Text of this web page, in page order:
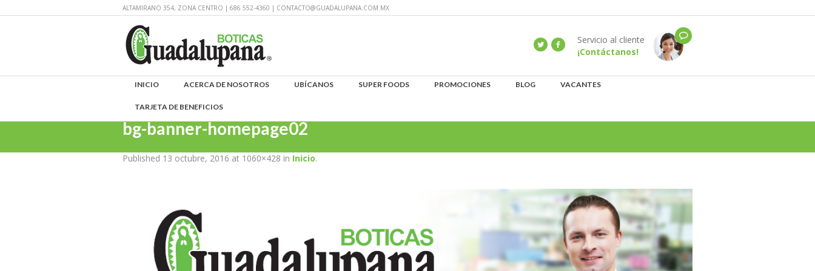
ALTAMIRANO 354, ZONA CENTRO | 686 552-4360 | CONTACTO@GUADALUPANA.COM.MX
Servicio al cliente
¡Contáctanos!
INICIO ACERCA DE NOSOTROS UBÍCANOS SUPER FOODS PROMOCIONES BLOG VACANTES
TARJETA DE BENEFICIOS
bg-banner-homepage02
Published 13 octubre, 2016 at 1060×428 in Inicio.